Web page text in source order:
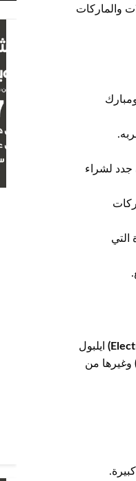
والماركات
جدد لشراء
التي
ايلبول
وغيرها من